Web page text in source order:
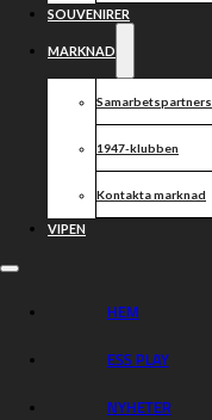
SOUVENIRER
MARKNAD
Samarbetspartners
1947-klubben
Kontakta marknad
VIPEN
HEM
ESS PLAY
NYHETER